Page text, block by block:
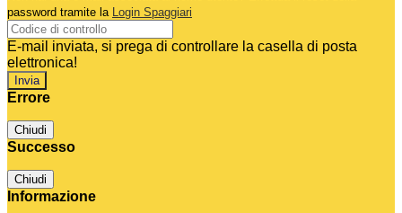
password tramite la Login Spaggiari
E-mail inviata, si prega di controllare la casella di posta
elettronica!
Errore
Chiudi
Successo
Chiudi
Informazione